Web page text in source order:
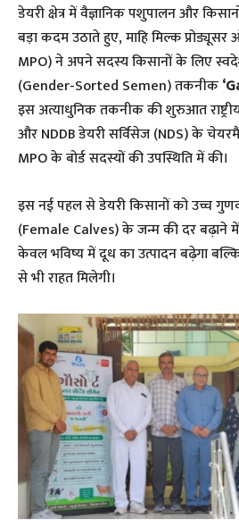
डेयरी क्षेत्र में वैज्ञानिक पशुपालन और
बड़ा कदम उठाते हुए, माहि मिल्क
MPO) ने अपने सदस्य किसानों के लिए
(Gender-Sorted Semen) तकनीक
इस अत्याधुनिक तकनीक की शुरुआत
और NDDB डेयरी सर्विसेज (NDS) के
MPO के बोर्ड सदस्यों की उपस्थिति में की।
​इस नई पहल से डेयरी किसानों को उच्च
(Female Calves) के जन्म की दर बढ़ाने
केवल भविष्य में दूध का उत्पादन बढ़ेगा
से भी राहत मिलेगी।